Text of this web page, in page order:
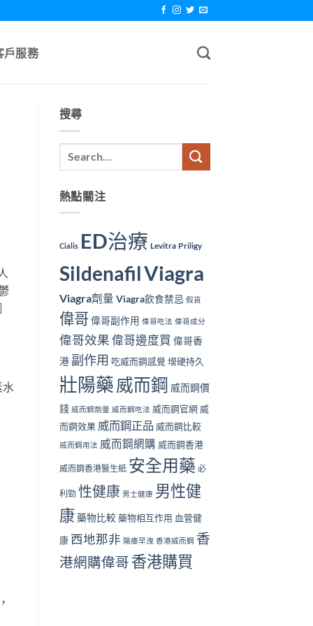
戶服務
搜尋
熱點關注
Cialis ED治療 Levitra Priligy
SildenafilViagra
Viagra劑量 Viagra飲食禁忌 假貨
偉哥 偉哥副作用 偉哥吃法 偉哥成分
偉哥效果偉哥邊度買 偉哥香
港 副作用 吃威而鋼感覺 增硬持久
壯陽藥 威而鋼 威而鋼價
錢 威而鋼劑量 威而鋼吃法 威而鋼官網 威
而鋼效果 威而鋼正品 威而鋼比較
威而鋼用法 威而鋼網購 威而鋼香港
威而鋼香港醫生紙 安全用藥 必
利勁 性健康 男士健康 男性健
康 藥物比較 藥物相互作用 血管健
康 西地那非 陽痿早洩 香港威而鋼 香
港網購偉哥 香港購買